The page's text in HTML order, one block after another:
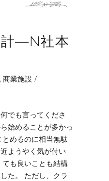
―N社本
, 商業施設
でも言ってくださ
始めることが多かっ
めるのに相当無駄
ようやく気が付い
も良いことも結構
た。 ただし、クラ